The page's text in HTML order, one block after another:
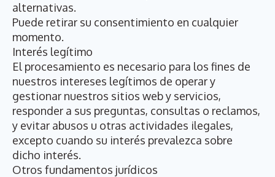
alternativas.
Puede retirar su consentimiento en cualquier
momento.
Interés legítimo
El procesamiento es necesario para los fines de
nuestros intereses legítimos de operar y
gestionar nuestros sitios web y servicios,
responder a sus preguntas, consultas o reclamos,
y evitar abusos u otras actividades ilegales,
excepto cuando su interés prevalezca sobre
dicho interés.
Otros fundamentos jurídicos